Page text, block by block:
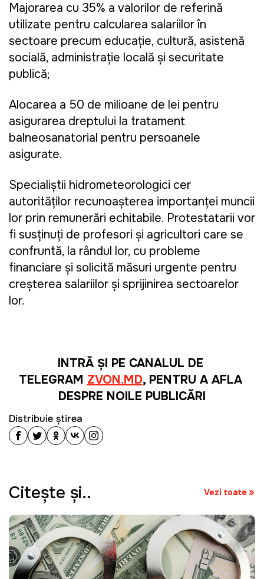
Majorarea cu 35% a valorilor de referință
utilizate pentru calcularea salariilor în
sectoare precum educație, cultură, asistență
socială, administrație locală și securitate
publică;
Alocarea a 50 de milioane de lei pentru
asigurarea dreptului la tratament
balneosanatorial pentru persoanele
asigurate.
Specialiștii hidrometeorologici cer
autorităților recunoașterea importanței muncii
lor prin remunerări echitabile. Protestatarii vor
fi susținuți de profesori și agricultori care se
confruntă, la rândul lor, cu probleme
financiare și solicită măsuri urgente pentru
creșterea salariilor și sprijinirea sectoarelor
lor.
INTRĂ ȘI PE CANALUL DE
TELEGRAM ZVON.MD, PENTRU A AFLA
DESPRE NOILE PUBLICĂRI
Distribuie știrea
Citeşte şi.. Vezi toate